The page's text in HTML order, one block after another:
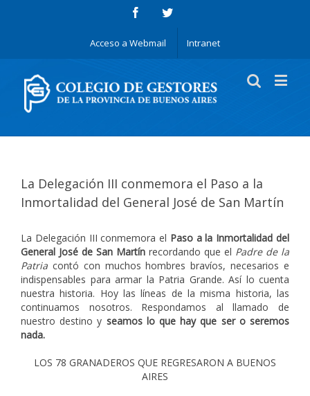
Acceso a Webmail Intranet
La Delegación III conmemora el Paso a la
Inmortalidad del General José de San Martín
La Delegación III conmemora el Paso a la Inmortalidad del
General José de San Martín recordando que el Padre de la
Patria contó con muchos hombres bravíos, necesarios e
indispensables para armar la Patria Grande. Así lo cuenta
nuestra historia. Hoy las líneas de la misma historia, las
continuamos nosotros. Respondamos al llamado de
nuestro destino y seamos lo que hay que ser o seremos
nada.
LOS 78 GRANADEROS QUE REGRESARON A BUENOS
AIRES